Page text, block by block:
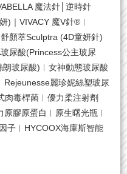
魔法針│逆時針
)｜VIVACY 魔V針®︱
顏萃Sculptra (4D童妍針)
尿酸(Princess公主玻尿
玻尿酸)︱女神動態玻尿酸
麗珍妮絲塑玻尿
毒桿菌︱優力柔注射劑
膠原蛋白︱原生曙光瓶︱
子︱HYCOOX海庫斯智能